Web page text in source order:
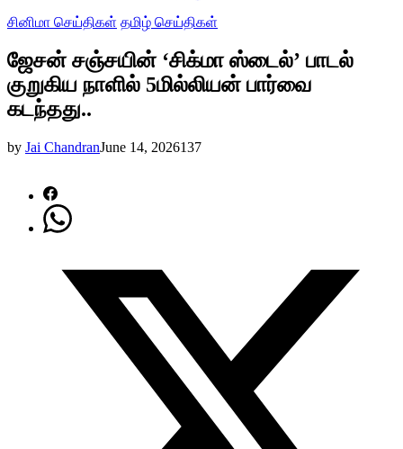
சினிமா செய்திகள் தமிழ் செய்திகள்
ஜேசன் சஞ்சயின் ‘சிக்மா ஸ்டைல்’ பாடல்
குறுகிய நாளில் 5மில்லியன் பார்வை
கடந்தது..
by Jai ChandranJune 14, 2026137